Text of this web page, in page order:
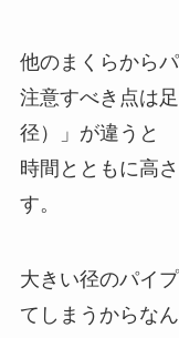
他のまくらから
注意すべき点は
径）」が違うと
時間とともに高
す。
大きい径のパイ
てしまうからなん